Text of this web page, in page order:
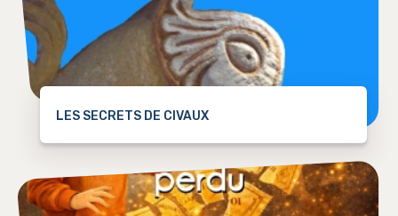
LES SECRETS DE CIVAUX